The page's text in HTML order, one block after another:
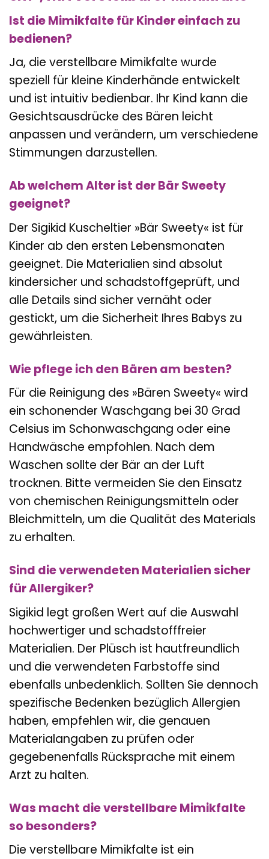
Ist die Mimikfalte für Kinder einfach zu
bedienen?
Ja, die verstellbare Mimikfalte wurde
speziell für kleine Kinderhände entwickelt
und ist intuitiv bedienbar. Ihr Kind kann die
Gesichtsausdrücke des Bären leicht
anpassen und verändern, um verschiedene
Stimmungen darzustellen.
Ab welchem Alter ist der Bär Sweety
geeignet?
Der Sigikid Kuscheltier »Bär Sweety« ist für
Kinder ab den ersten Lebensmonaten
geeignet. Die Materialien sind absolut
kindersicher und schadstoffgeprüft, und
alle Details sind sicher vernäht oder
gestickt, um die Sicherheit Ihres Babys zu
gewährleisten.
Wie pflege ich den Bären am besten?
Für die Reinigung des »Bären Sweety« wird
ein schonender Waschgang bei 30 Grad
Celsius im Schonwaschgang oder eine
Handwäsche empfohlen. Nach dem
Waschen sollte der Bär an der Luft
trocknen. Bitte vermeiden Sie den Einsatz
von chemischen Reinigungsmitteln oder
Bleichmitteln, um die Qualität des Materials
zu erhalten.
Sind die verwendeten Materialien sicher
für Allergiker?
Sigikid legt großen Wert auf die Auswahl
hochwertiger und schadstofffreier
Materialien. Der Plüsch ist hautfreundlich
und die verwendeten Farbstoffe sind
ebenfalls unbedenklich. Sollten Sie dennoch
spezifische Bedenken bezüglich Allergien
haben, empfehlen wir, die genauen
Materialangaben zu prüfen oder
gegebenenfalls Rücksprache mit einem
Arzt zu halten.
Was macht die verstellbare Mimikfalte
so besonders?
Die verstellbare Mimikfalte ist ein